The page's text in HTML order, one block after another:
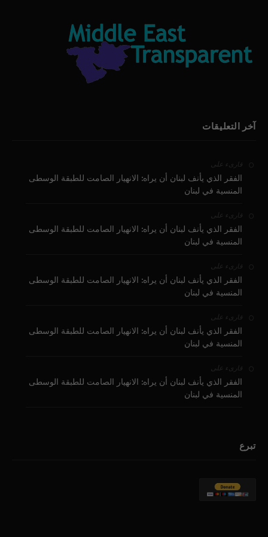
آخر التعليقات
قارىء على
الفقر الذي يأنف لبنان أن يراه: الانهيار الصامت للطبقة الوسطى
المنسية في لبنان
قارىء على
الفقر الذي يأنف لبنان أن يراه: الانهيار الصامت للطبقة الوسطى
المنسية في لبنان
قارىء على
الفقر الذي يأنف لبنان أن يراه: الانهيار الصامت للطبقة الوسطى
المنسية في لبنان
قارىء على
الفقر الذي يأنف لبنان أن يراه: الانهيار الصامت للطبقة الوسطى
المنسية في لبنان
قارىء على
الفقر الذي يأنف لبنان أن يراه: الانهيار الصامت للطبقة الوسطى
المنسية في لبنان
تبرع